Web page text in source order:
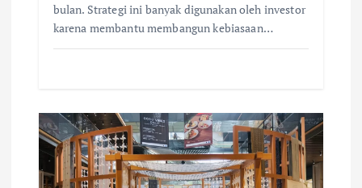
bulan. Strategi ini banyak digunakan oleh investor
karena membantu membangun kebiasaan…